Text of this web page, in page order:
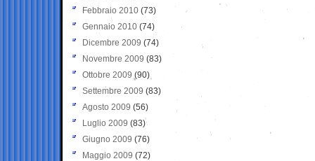
Febbraio 2010 (73)
Gennaio 2010 (74)
Dicembre 2009 (74)
Novembre 2009 (83)
Ottobre 2009 (90)
Settembre 2009 (83)
Agosto 2009 (56)
Luglio 2009 (83)
Giugno 2009 (76)
Maggio 2009 (72)